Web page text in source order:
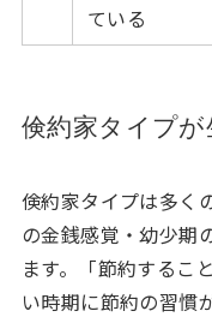
ている
倹約家タイプ
倹約家タイプは多く
の金銭感覚・幼少期
ます。「節約するこ
い時期に節約の習慣